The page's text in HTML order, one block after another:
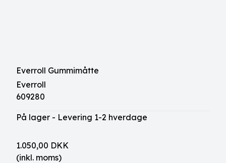
Everroll Gummimåtte
Everroll
609280
På lager - Levering 1-2 hverdage
1.050,00 DKK
(inkl. moms)